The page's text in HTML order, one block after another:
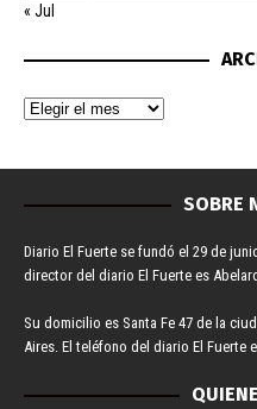
« Jul
SOBRE
Diario El Fuerte se fundó el 29 de
director del diario El Fuerte es
Su domicilio es Santa Fe 47 de la
Aires. El teléfono del diario El Fuerte